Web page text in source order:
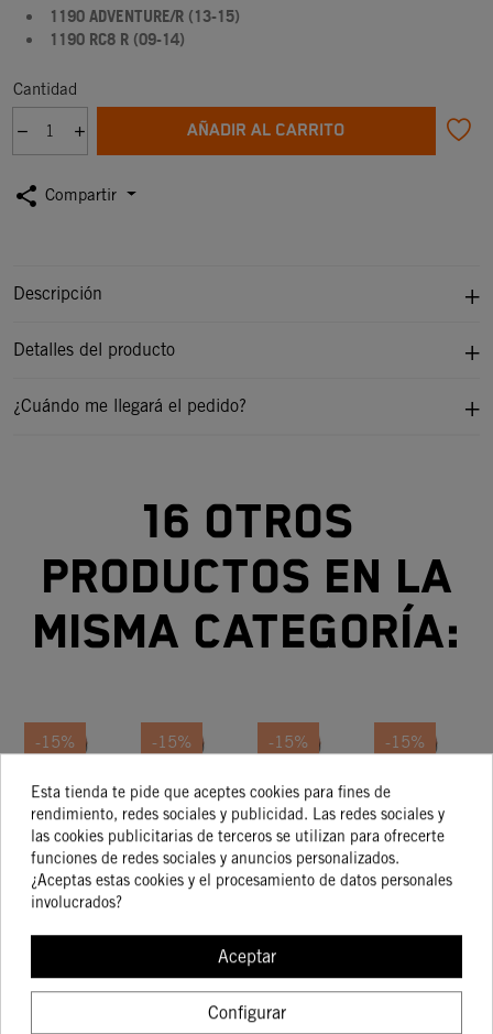
1190 ADVENTURE/R (13-15)
1190 RC8 R (09-14)
Cantidad
AÑADIR AL CARRITO
share Compartir
Descripción
Detalles del producto
¿Cuándo me llegará el pedido?
16 otros
productos en la
misma categoría:
-15%
JUEGO
DE
JUNTAS
DE
CILINDRO
71,81 €
61,04 €
-15%
JUEGO
DE
JUNTAS
DE
68,61 €
58,32 €
COMPRAR
-15%
JUEGO
DE
JUNTAS
DE
42,41 €
36,05 €
-15%
JUEGO
DE
JUNTAS
DE
65,58 €
55,74 €
Esta tienda te pide que aceptes cookies para fines de
rendimiento, redes sociales y publicidad. Las redes sociales y
las cookies publicitarias de terceros se utilizan para ofrecerte
funciones de redes sociales y anuncios personalizados.
¿Aceptas estas cookies y el procesamiento de datos personales
involucrados?
Aceptar
Configurar